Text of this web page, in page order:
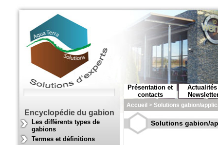
Encyclopédie du gabion
Les différents types de
gabions
Termes et définitions
Présentation et
contacts
Actualités
Accueil > Solutions gabion/
Solutions gabion/